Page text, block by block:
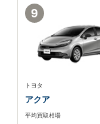
トヨタ
アクア
平均買取相場
9